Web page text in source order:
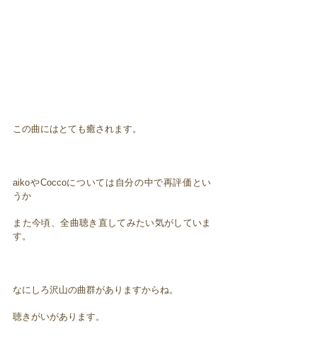
この曲にはとても癒されます。
aikoやCoccoについては自分の中で再評価とい
うか
また今頃、全曲聴き直してみたい気がしていま
す。
なにしろ沢山の曲群がありますからね。
聴きがいがあります。